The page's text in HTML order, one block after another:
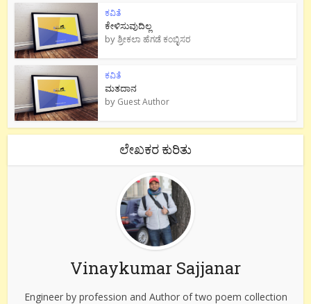
ಕವಿತೆ
ಕೇಳಿಸುವುದಿಲ್ಲ
byಶ್ರೀಕಲಾ ಹೆಗಡೆ ಕಂಬ್ಳಿಸರ
ಕವಿತೆ
ಮತದಾನ
by Guest Author
ಲೇಖಕರ ಕುರಿತು
Vinaykumar Sajjanar
Engineer by profession and Author of two poem collection